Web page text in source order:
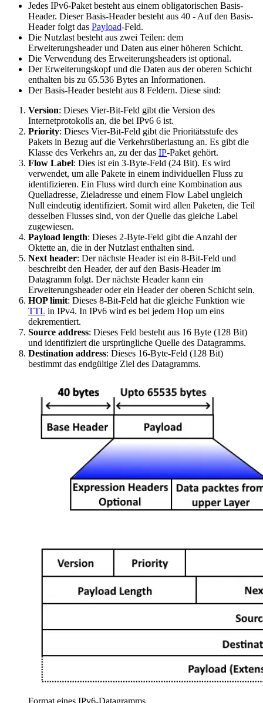
Jedes IPv6-Paket besteht aus einem obligatorischen Basis-
Header. Dieser Basis-Header besteht aus 40 - Auf den Basis-
Header folgt das Payload-Feld.
Die Nutzlast besteht aus zwei Teilen: dem
Erweiterungsheader und Daten aus einer höheren Schicht.
Die Verwendung des Erweiterungsheaders ist optional.
Der Erweiterungskopf und die Daten aus der oberen Schicht
enthalten bis zu 65.536 Bytes an Informationen.
Der Basis-Header besteht aus 8 Feldern. Diese sind:
Version: Dieses Vier-Bit-Feld gibt die Version des
Internetprotokolls an, die bei IPv6 6 ist.
Priority: Dieses Vier-Bit-Feld gibt die Prioritätsstufe des
Pakets in Bezug auf die Verkehrsüberlastung an. Es gibt die
Klasse des Verkehrs an, zu der das IP-Paket gehört.
Flow Label: Dies ist ein 3-Byte-Feld (24 Bit). Es wird
verwendet, um alle Pakete in einem individuellen Fluss zu
identifizieren. Ein Fluss wird durch eine Kombination aus
Quelladresse, Zieladresse und einem Flow Label ungleich
Null eindeutig identifiziert. Somit wird allen Paketen, die Teil
desselben Flusses sind, von der Quelle das gleiche Label
zugewiesen.
Payload length: Dieses 2-Byte-Feld gibt die Anzahl der
Oktette an, die in der Nutzlast enthalten sind.
Next header: Der nächste Header ist ein 8-Bit-Feld und
beschreibt den Header, der auf den Basis-Header im
Datagramm folgt. Der nächste Header kann ein
Erweiterungsheader oder ein Header der oberen Schicht sein.
HOP limit: Dieses 8-Bit-Feld hat die gleiche Funktion wie
TTL in IPv4. In IPv6 wird es bei jedem Hop um eins
dekrementiert.
Source address: Dieses Feld besteht aus 16 Byte (128 Bit)
und identifiziert die ursprüngliche Quelle des Datagramms.
Destination address: Dieses 16-Byte-Feld (128 Bit)
bestimmt das endgültige Ziel des Datagramms.